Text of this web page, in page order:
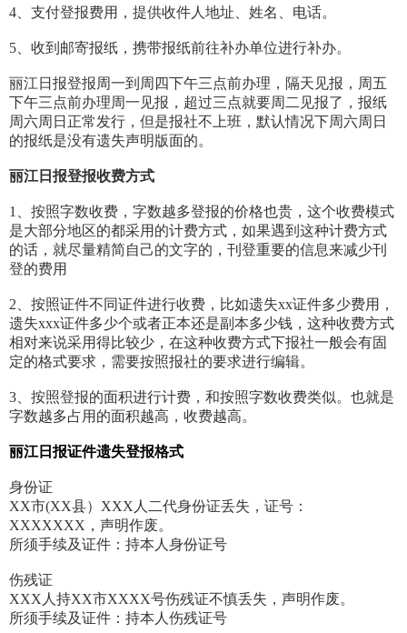
4、支付登报费用，提供收件人地址、姓名、电话。
5、收到邮寄报纸，携带报纸前往补办单位进行补办。
丽江日报登报周一到周四下午三点前办理，隔天见报，周五
下午三点前办理周一见报，超过三点就要周二见报了，报纸
周六周日正常发行，但是报社不上班，默认情况下周六周日
的报纸是没有遗失声明版面的。
丽江日报登报收费方式
1、按照字数收费，字数越多登报的价格也贵，这个收费模式
是大部分地区的都采用的计费方式，如果遇到这种计费方式
的话，就尽量精简自己的文字的，刊登重要的信息来减少刊
登的费用
2、按照证件不同证件进行收费，比如遗失xx证件多少费用，
遗失xxx证件多少个或者正本还是副本多少钱，这种收费方式
相对来说采用得比较少，在这种收费方式下报社一般会有固
定的格式要求，需要按照报社的要求进行编辑。
3、按照登报的面积进行计费，和按照字数收费类似。也就是
字数越多占用的面积越高，收费越高。
丽江日报证件遗失登报格式
身份证
XX市(XX县）XXX人二代身份证丢失，证号：
XXXXXXX，声明作废。
所须手续及证件：持本人身份证号
伤残证
XXX人持XX市XXXX号伤残证不慎丢失，声明作废。
所须手续及证件：持本人伤残证号